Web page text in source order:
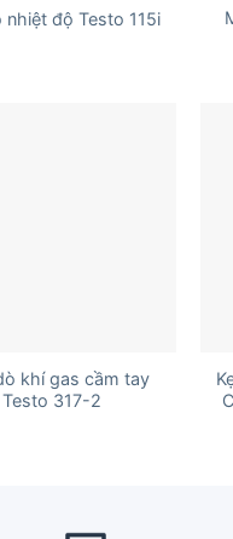
nhiệt độ Testo 115i
khí gas cầm tay
Testo 317-2